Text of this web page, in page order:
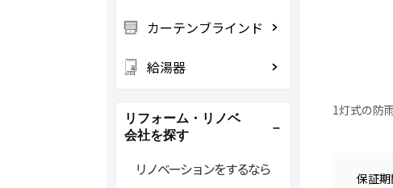
1灯式の防
保証
カーテンブラインド
給湯器
リフォーム・リノベ
会社を探す
リノベーションをするなら